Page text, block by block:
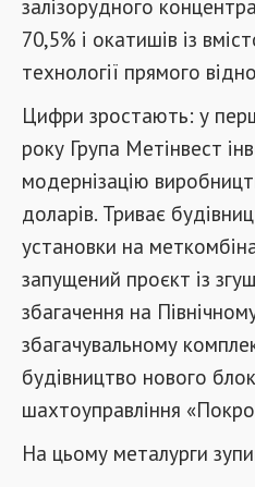
залізорудного
70,5% і окатишів із
технології прямого
Цифри зростають: у
року Група Метінвест
модернізацію
доларів. Триває
установки на
запущений проєкт із
збагачення на
збагачувальному
будівництво нового
шахтоуправління
На цьому металурги